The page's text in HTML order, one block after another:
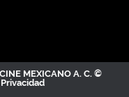
MEXICANO A. C. ©